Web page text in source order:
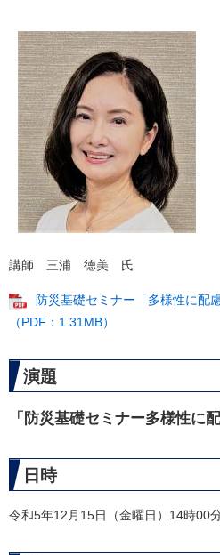
講師 三浦 徳美 氏
防災基礎セミナー「多様性に配
（PDF：1.31MB）
演題​
「防災基礎セミナー多様性に
日時
令和5年12月15日（金曜日）14時00